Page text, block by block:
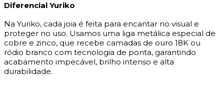
Diferencial Yuriko
Na Yuriko, cada joia é feita para encantar no visual e
proteger no uso. Usamos uma liga metálica especial de
cobre e zinco, que recebe camadas de ouro 18K ou
ródio branco com tecnologia de ponta, garantindo
acabamento impecável, brilho intenso e alta
durabilidade.